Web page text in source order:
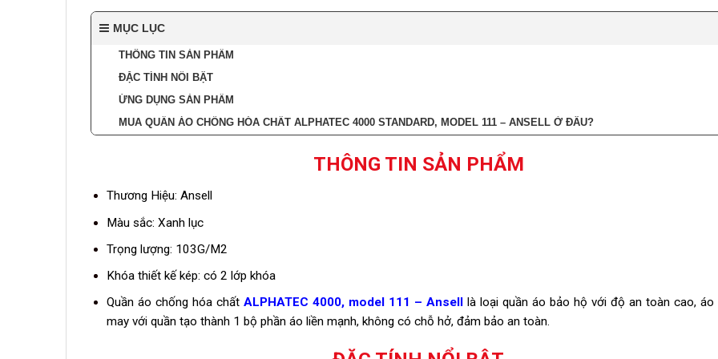
MỤC LỤC
THÔNG TIN SẢN PHẨM
ĐẶC TÍNH NỔI BẬT
ỨNG DỤNG SẢN PHẨM
MUA QUẦN ÁO CHỐNG HÓA CHẤT ALPHATEC 4000 STANDARD, MODEL 111 – ANSELL Ở ĐÂU?
THÔNG TIN SẢN PHẨM
Thương Hiệu: Ansell
Màu sắc: Xanh lục
Trọng lượng: 103G/M2
Khóa thiết kế kép: có 2 lớp khóa
Quần áo chống hóa chất ALPHATEC 4000, model 111 – Anselllà loại quần áo bảo hộ với độ an toàn cao,
may với quần tạo thành 1 bộ phần áo liền mạnh, không có chỗ hở, đảm bảo an toàn.